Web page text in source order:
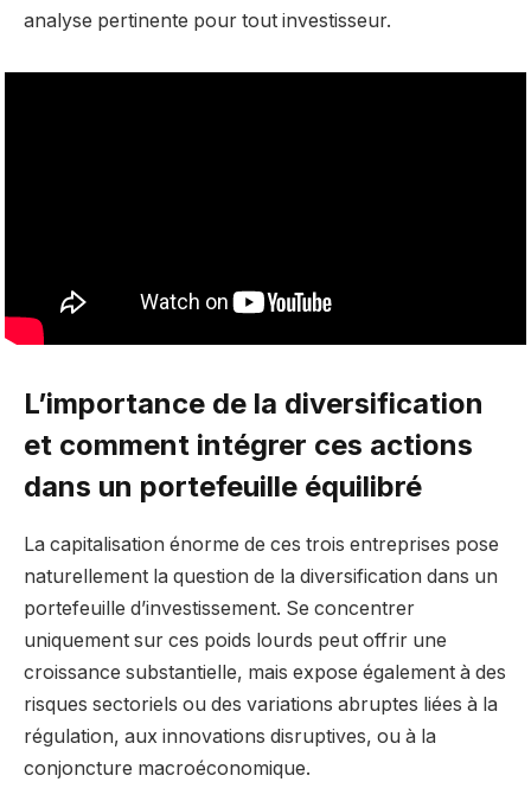
analyse pertinente pour tout investisseur.
L’importance de la diversification
et comment intégrer ces actions
dans un portefeuille équilibré
La capitalisation énorme de ces trois entreprises pose
naturellement la question de la diversification dans un
portefeuille d’investissement. Se concentrer
uniquement sur ces poids lourds peut offrir une
croissance substantielle, mais expose également à des
risques sectoriels ou des variations abruptes liées à la
régulation, aux innovations disruptives, ou à la
conjoncture macroéconomique.